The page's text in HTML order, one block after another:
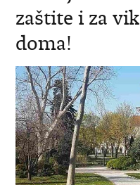
zaštite i za
doma!